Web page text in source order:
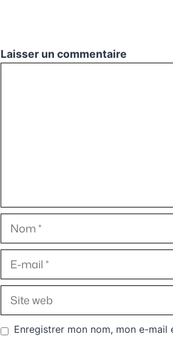
Laisser un commentaire
Nom
E-
mail
Site
web
Enregistrer mon nom, mon e-